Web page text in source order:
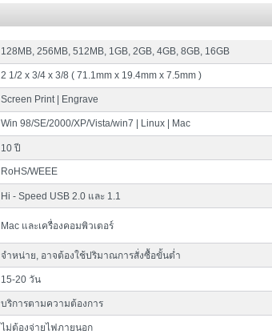
128MB, 256MB, 512MB, 1GB, 2GB, 4GB, 8GB, 16GB
2 1/2 x 3/4 x 3/8 ( 71.1mm x 19.4mm x 7.5mm )
Screen Print | Engrave
Win 98/SE/2000/XP/Vista/win7 | Linux | Mac
10 ปี
RoHS/WEEE
Hi - Speed USB 2.0 และ 1.1
Mac และเครื่องคอมพิวเตอร์
จำหน่าย, อาจต้องใช้ปริมาณการสั่งซื้อขั้นต่ำ
15-20 วัน
บริการตามความต้องการ
ไม่ต้องจ่ายไฟภายนอก